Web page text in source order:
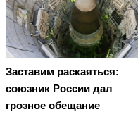
Заставим раскаяться:
союзник России дал
грозное обещание